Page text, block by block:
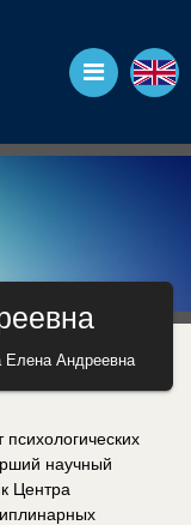
Елена Андреевна
психологических
научный
Центра